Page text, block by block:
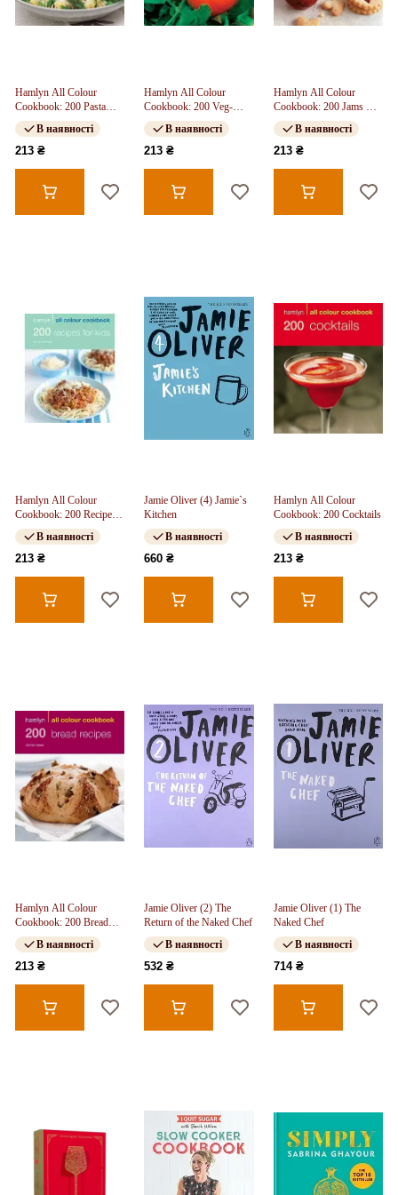
Hamlyn All Colour
Cookbook: 200 Pasta
Dishes
В наявності
213 ₴
Hamlyn All Colour
Cookbook: 200 Veg-
Growing Basics
В наявності
213 ₴
Hamlyn All Colour
Cookbook: 200 Jams &
Preserves
В наявності
213 ₴
Hamlyn All Colour
Cookbook: 200 Recipes
for Kids
В наявності
213 ₴
Jamie Oliver (4) Jamie`s
Kitchen
В наявності
660 ₴
Hamlyn All Colour
Cookbook: 200 Cocktails
В наявності
213 ₴
Hamlyn All Colour
Cookbook: 200 Bread
Recipes
В наявності
213 ₴
Jamie Oliver (2) The
Return of the Naked Chef
В наявності
532 ₴
Jamie Oliver (1) The
Naked Chef
В наявності
714 ₴